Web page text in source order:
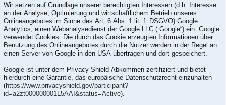
Wir setzen auf Grundlage unserer berechtigten Interessen (d.h. Interesse
an der Analyse, Optimierung und wirtschaftlichem Betrieb unseres
Onlineangebotes im Sinne des Art. 6 Abs. 1 lit. f. DSGVO) Google
Analytics, einen Webanalysedienst der Google LLC („Google“) ein. Google
verwendet Cookies. Die durch das Cookie erzeugten Informationen über
Benutzung des Onlineangebotes durch die Nutzer werden in der Regel an
einen Server von Google in den USA übertragen und dort gespeichert.
Google ist unter dem Privacy-Shield-Abkommen zertifiziert und bietet
hierdurch eine Garantie, das europäische Datenschutzrecht einzuhalten
(https://www.privacyshield.gov/participant?
id=a2zt000000001L5AAI&status=Active).